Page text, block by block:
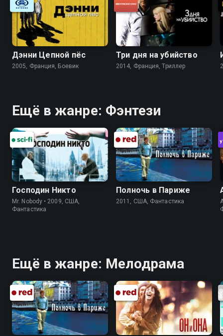
Дэнни Цепной пёс
2005, Франция, Боевик
Три дня на убийство
2014, Франция, Триллер
Ещё в жанре: Фэнтези
Господин Никто
Mr. Nobody • 2009, США,
Фантастика
Полночь в Париже
2011, США, Фантастика
Ещё в жанре: Мелодрама